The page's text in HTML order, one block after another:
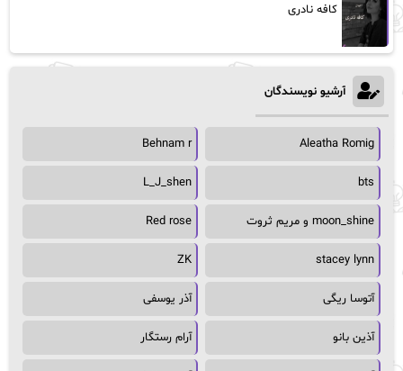
کافه نادری
آرشیو نویسندگان
Aleatha Romig
Behnam r
bts
L_J_shen
moon_shine و مریم ثروت Red rose
stacey lynn
ZK
آتوسا ریگی آذر یوسفی
آذین بانو آرام رستگار